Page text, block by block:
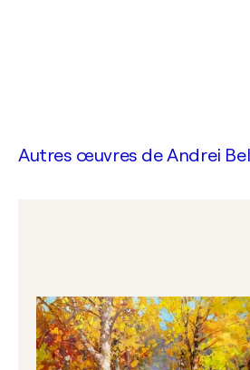
Autres œuvres deAndrei